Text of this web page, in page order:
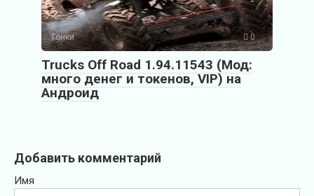
Гонки 0
Trucks Off Road 1.94.11543 (Мод:
много денег и токенов, VIP) на
Андроид
Добавить комментарий
Имя